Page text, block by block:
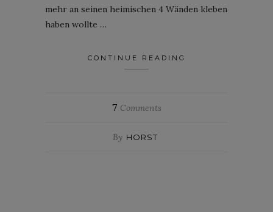
mehr an seinen heimischen 4 Wänden kleben
haben wollte …
CONTINUE READING
7 Comments
By HORST